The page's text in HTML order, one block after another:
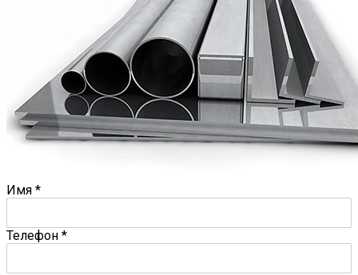
Имя *
Телефон *